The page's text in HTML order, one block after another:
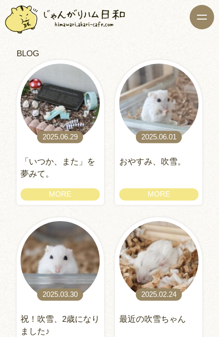
BLOG
2025.06.29
「いつか、また」を
夢みて。
MORE
2025.06.01
おやすみ、吹雪。
MORE
2025.03.30
祝！吹雪、2歳になり
ました♪
2025.02.24
最近の吹雪ちゃん